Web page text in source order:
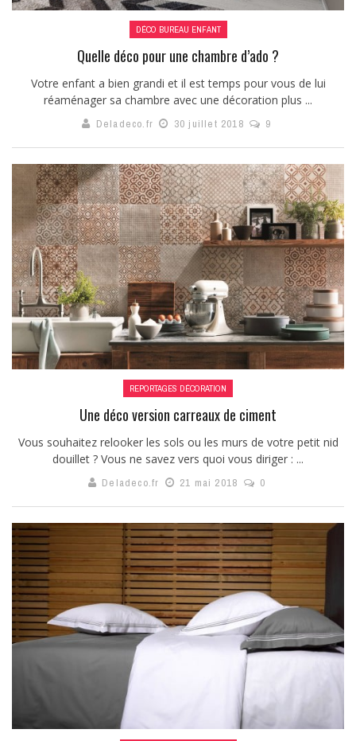
DÉCO BUREAU ENFANT
Quelle déco pour une chambre d’ado ?
Votre enfant a bien grandi et il est temps pour vous de lui
réaménager sa chambre avec une décoration plus ...
Deladeco.fr 30 juillet 2018 9
REPORTAGES DÉCORATION
Une déco version carreaux de ciment
Vous souhaitez relooker les sols ou les murs de votre petit nid
douillet ? Vous ne savez vers quoi vous diriger : ...
Deladeco.fr 21 mai 2018 0